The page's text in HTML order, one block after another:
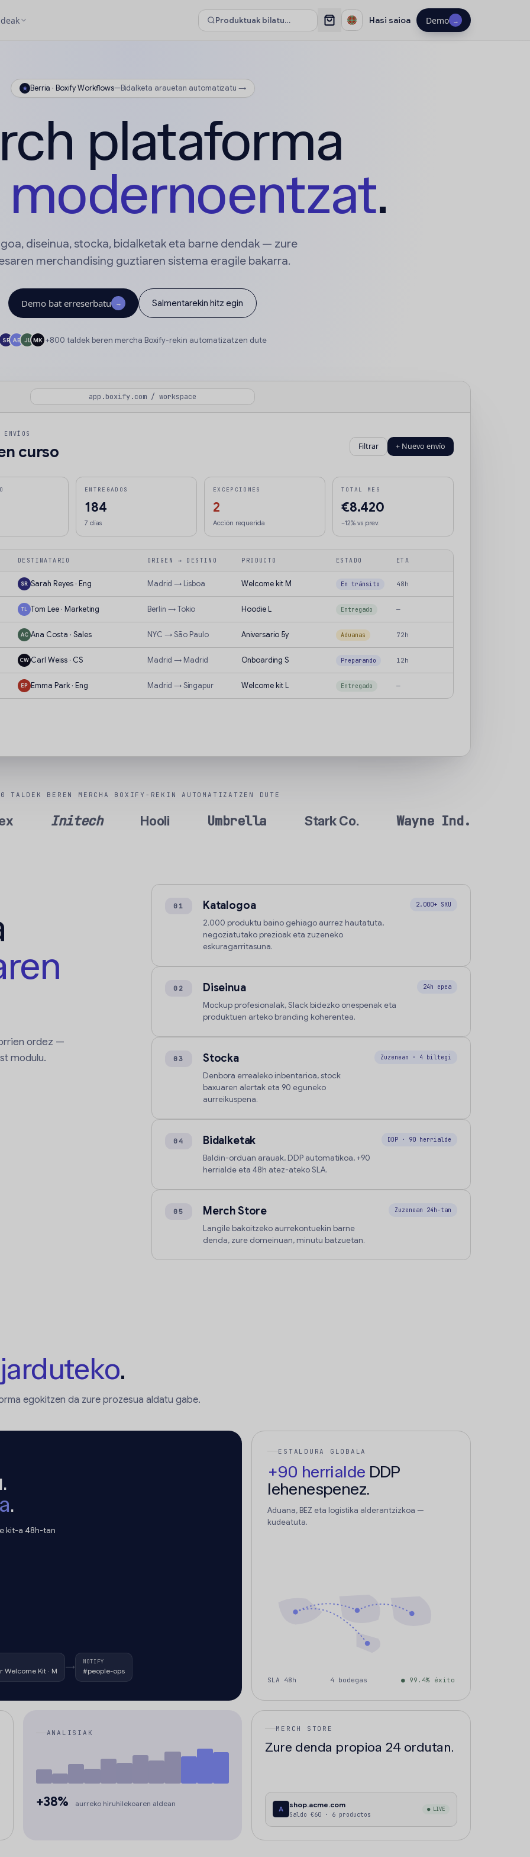
Hasi saioa Demo →
★ Berria · Boxify Workflows—Bidalketa arauetan automatizatu →
plataforma
.
diseinua, stocka, bidalketak eta barne dendak — zure
merchandising guztiaren sistema eragile bakarra.
Demo bat erreserbatu → Salmentarekin hitz egin
SR AB JL MK +800 taldek beren mercha Boxify-rekin automatizatzen dute
app.boxify.com / workspace
ENVÍOS
curso Filtrar + Nuevo envío
ENTREGADOS
184
7 días
EXCEPCIONES
2
Acción requerida
TOTAL MES
€8.420
−12% vs prev.
DESTINATARIO ORIGEN → DESTINO PRODUCTO ESTADO ETA
SR Sarah Reyes · Eng Madrid → Lisboa Welcome kit M En tránsito 48h
TL Tom Lee · Marketing Berlín → Tokio Hoodie L Entregado —
AC Ana Costa · Sales NYC → São Paulo Aniversario 5y Aduanas 72h
CW Carl Weiss · CS Madrid → Madrid Onboarding S Preparando 12h
EP Emma Park · Eng Madrid → Singapur Welcome kit L Entregado —
TALDEK BEREN MERCHA BOXIFY-REKIN AUTOMATIZATZEN DUTE
Initech Hooli Umbrella Stark Co. Wayne Ind.
ordez —
modulu.
01 Katalogoa
2.000 produktu baino gehiago aurrez hautatuta,
negoziatutako prezioak eta zuzeneko
eskuragarritasuna.
2.000+ SKU
02 Diseinua
Mockup profesionalak, Slack bidezko onespenak eta
produktuen arteko branding koherentea.
24h epea
03 Stocka
Denbora errealeko inbentarioa, stock
baxuaren alertak eta 90 eguneko
aurreikuspena.
Zuzenean · 4 biltegi
04 Bidalketak
Baldin-orduan arauak, DDP automatikoa, +90
herrialde eta 48h atez-ateko SLA.
DDP · 90 herrialde
05 Merch Store
Langile bakoitzeko aurrekontuekin barne
denda, zure domeinuan, minutu batzuetan.
Zuzenean 24h-tan
.
egokitzen da zure prozesua aldatu gabe.
.
kit-a 48h-tan
Welcome Kit · M → NOTIFY
#people-ops
ESTALDURA GLOBALA
+90 herrialde DDP
lehenespenez.
Aduana, BEZ eta logistika alderantzizkoa —
kudeatuta.
SLA 48h 4 bodegas ● 99.4% éxito
ANALISIAK
+38% aurreko hiruhilekoaren aldean
MERCH STORE
Zure denda propioa 24 ordutan.
A
shop.acme.com
Saldo €60 · 6 productos
● LIVE